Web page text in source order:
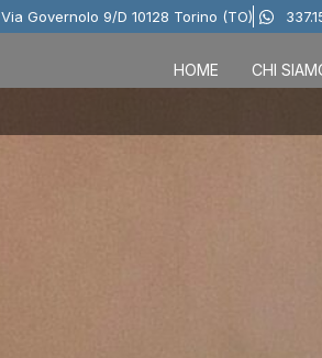
Via Governolo 9/D 10128 Torino (TO)
HOME CHI